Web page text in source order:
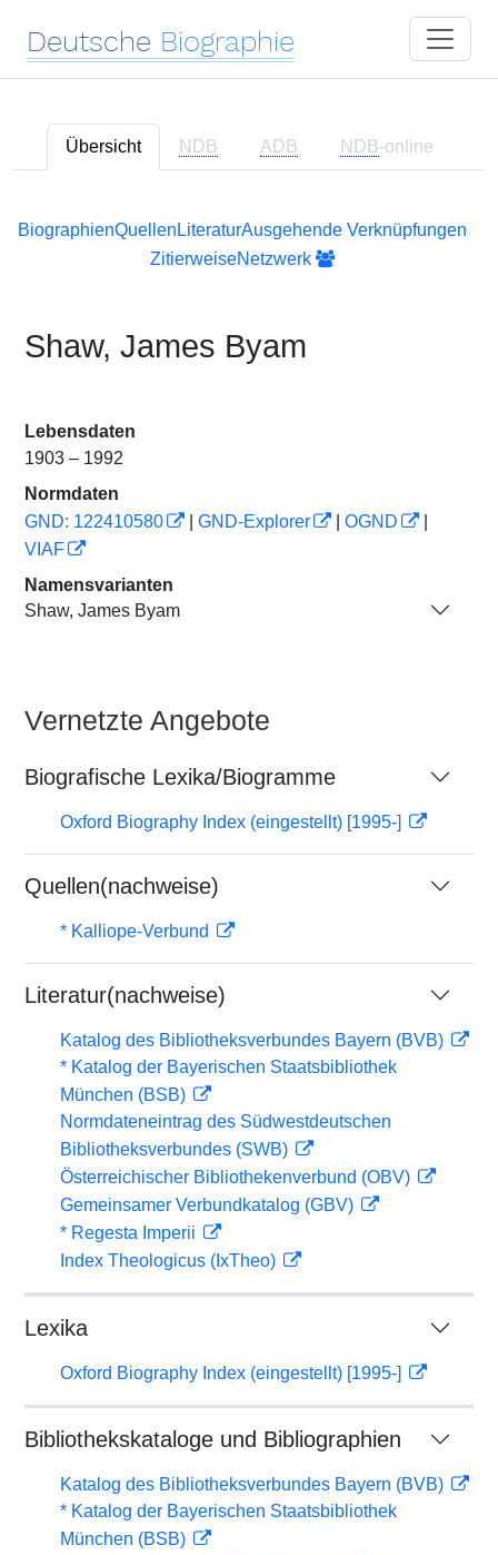
Deutsche Biographie
Übersicht NDB ADB NDB-online
BiographienQuellen LiteraturAusgehende Verknüpfungen
ZitierweiseNetzwerk
Shaw, James Byam
Lebensdaten
1903 – 1992
Normdaten
GND: 122410580
GND-Explorer OGND
VIAF
Namensvarianten
Shaw, James Byam
Vernetzte Angebote
Biografische Lexika/Biogramme
Oxford Biography Index (eingestellt) [1995-]
Quellen(nachweise)
* Kalliope-Verbund
Literatur(nachweise)
Katalog des Bibliotheksverbundes Bayern (BVB)
* Katalog der Bayerischen Staatsbibliothek
München (BSB)
Normdateneintrag des Südwestdeutschen
Bibliotheksverbundes (SWB)
Österreichischer Bibliothekenverbund (OBV)
Gemeinsamer Verbundkatalog (GBV)
* Regesta Imperii
Index Theologicus (IxTheo)
Lexika
Oxford Biography Index (eingestellt) [1995-]
Bibliothekskataloge und Bibliographien
Katalog des Bibliotheksverbundes Bayern (BVB)
* Katalog der Bayerischen Staatsbibliothek
München (BSB)